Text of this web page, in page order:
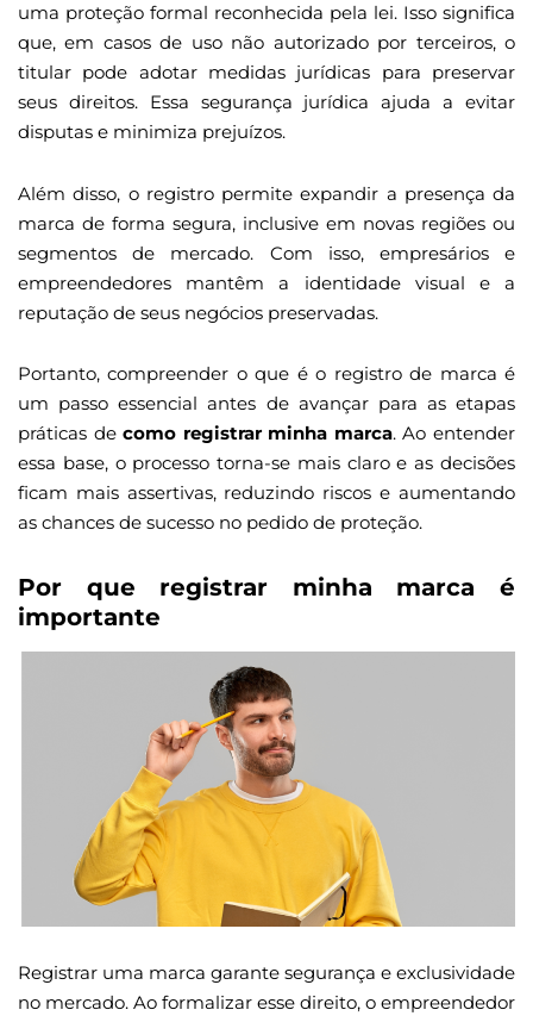
uma proteção formal reconhecida pela lei. Isso significa
que, em casos de uso não autorizado por terceiros, o
titular pode adotar medidas jurídicas para preservar
seus direitos. Essa segurança jurídica ajuda a evitar
disputas e minimiza prejuízos.
Além disso, o registro permite expandir a presença da
marca de forma segura, inclusive em novas regiões ou
segmentos de mercado. Com isso, empresários e
empreendedores mantêm a identidade visual e a
reputação de seus negócios preservadas.
Portanto, compreender o que é o registro de marca é
um passo essencial antes de avançar para as etapas
práticas decomo registrar minha marca. Ao entender
essa base, o processo torna-se mais claro e as decisões
ficam mais assertivas, reduzindo riscos e aumentando
as chances de sucesso no pedido de proteção.
Por que registrar minha marca é
importante
Registrar uma marca garante segurança e exclusividade
no mercado. Ao formalizar esse direito, o empreendedor